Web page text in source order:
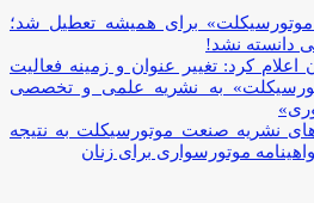
برای همیشه تعطیل شد؛
دانسته نشد!
اعلام کرد: تغییر عنوان و زمینه فعالیت
به نشریه علمی و تخصصی
نشریه صنعت موتورسیکلت به نتیجه
موتورسواری برای زنان